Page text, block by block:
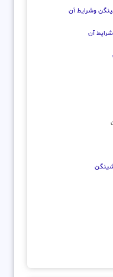
وشرایط آن
آن
شینگن